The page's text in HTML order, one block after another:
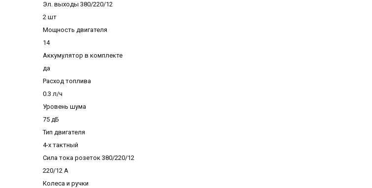
Эл. выходы 380/220/12
2 шт
Мощность двигателя
14
Аккумулятор в комплекте
да
Расход топлива
0.3 л/ч
Уровень шума
75 дБ
Тип двигателя
4-х тактный
Сила тока розеток 380/220/12
220/12 А
Колеса и ручки